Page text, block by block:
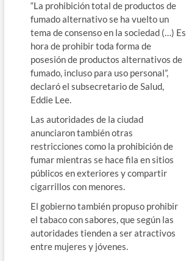
“La prohibición total de productos de
fumado alternativo se ha vuelto un
tema de consenso en la sociedad (…) Es
hora de prohibir toda forma de
posesión de productos alternativos de
fumado, incluso para uso personal”,
declaró el subsecretario de Salud,
Eddie Lee.
Las autoridades de la ciudad
anunciaron también otras
restricciones como la prohibición de
fumar mientras se hace fila en sitios
públicos en exteriores y compartir
cigarrillos con menores.
El gobierno también propuso prohibir
el tabaco con sabores, que según las
autoridades tienden a ser atractivos
entre mujeres y jóvenes.